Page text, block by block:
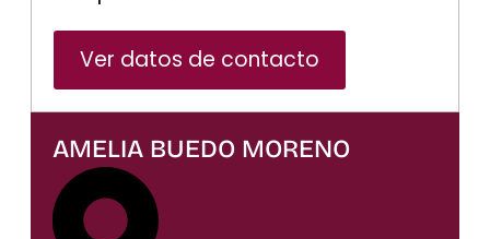
Ver datos de contacto
AMELIA BUEDO MORENO